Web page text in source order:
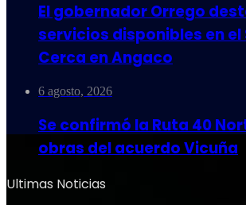
El gobernador Orrego
servicios disponibles en el
Cerca en Angaco
6 agosto, 2026
Se confirmó la Ruta 40
obras del acuerdo Vicuña
Ultimas Noticias